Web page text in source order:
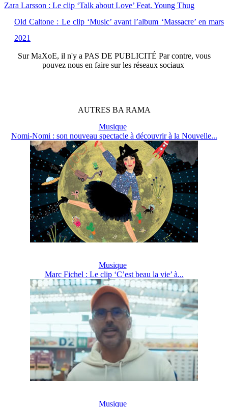
Zara Larsson : Le clip ‘Talk about Love’ Feat. Young Thug
Old Caltone : Le clip ‘Music’ avant l’album ‘Massacre’ en mars
2021
SurMaXoE, il n'y a PAS DE PUBLICITÉ Par contre, vous
pouvez nous en faire sur les réseaux sociaux
AUTRES BA RAMA
Musique
Nomi-Nomi : son nouveau spectacle à découvrir à la Nouvelle...
Musique
Marc Fichel : Le clip ‘C’est beau la vie’ à...
Musique